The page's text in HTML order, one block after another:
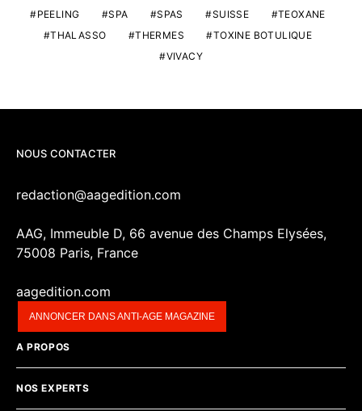
PEELING
SPA SPAS SUISSE
TEOXANE
THALASSO
THERMES
TOXINE BOTULIQUE
VIVACY
NOUS CONTACTER
redaction@aagedition.com
AAG, Immeuble D, 66 avenue des Champs Elysées,
75008 Paris, France
aagedition.com
ANNONCER DANS ANTI-AGE MAGAZINE
A PROPOS
NOS EXPERTS